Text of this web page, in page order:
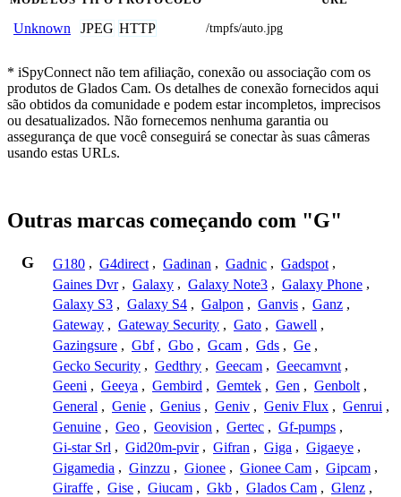
Unknown JPEG HTTP /tmpfs/auto.jpg
* iSpyConnect não tem afiliação, conexão ou associação com os
produtos de Glados Cam. Os detalhes de conexão fornecidos aqui
são obtidos da comunidade e podem estar incompletos, imprecisos
ou desatualizados. Não fornecemos nenhuma garantia ou
assegurança de que você conseguirá se conectar às suas câmeras
usando estas URLs.
Outras marcas começando com "G"
G G180 , G4direct , Gadinan , Gadnic , Gadspot ,
Gaines Dvr , Galaxy , Galaxy Note3 , Galaxy Phone ,
Galaxy S3 , Galaxy S4 , Galpon , Ganvis , Ganz ,
Gateway , Gateway Security , Gato , Gawell ,
Gazingsure , Gbf , Gbo , Gcam , Gds , Ge ,
Gecko Security , Gedthry , Geecam , Geecamvnt ,
Geeni , Geeya , Gembird , Gemtek , Gen , Genbolt ,
General , Genie , Genius , Geniv , Geniv Flux , Genrui ,
Genuine , Geo , Geovision , Gertec , Gf-pumps ,
Gi-star Srl , Gid20m-pvir , Gifran , Giga , Gigaeye ,
Gigamedia , Ginzzu , Gionee , Gionee Cam , Gipcam ,
Giraffe , Gise , Giucam , Gkb , Glados Cam , Glenz ,